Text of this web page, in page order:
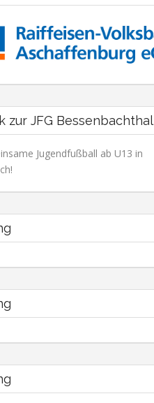
zur JFG Bessenbachthal
Jugendfußball ab U13 in